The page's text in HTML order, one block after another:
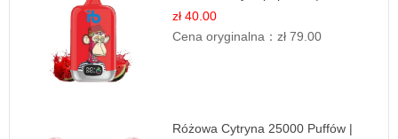
Deserowy Smak
zł 40.00
Cena oryginalna：zł 79.00
Różowa Cytryna 25000 Puffów |